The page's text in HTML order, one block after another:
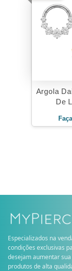
Argola
De
Especializados na
condições exclusivas
desejam aumentar
produtos de alta